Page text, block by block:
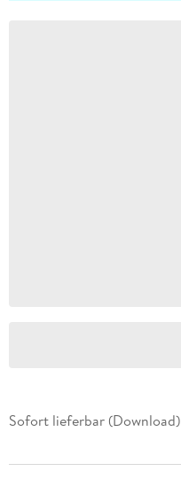
Sofort lieferbar (Download)